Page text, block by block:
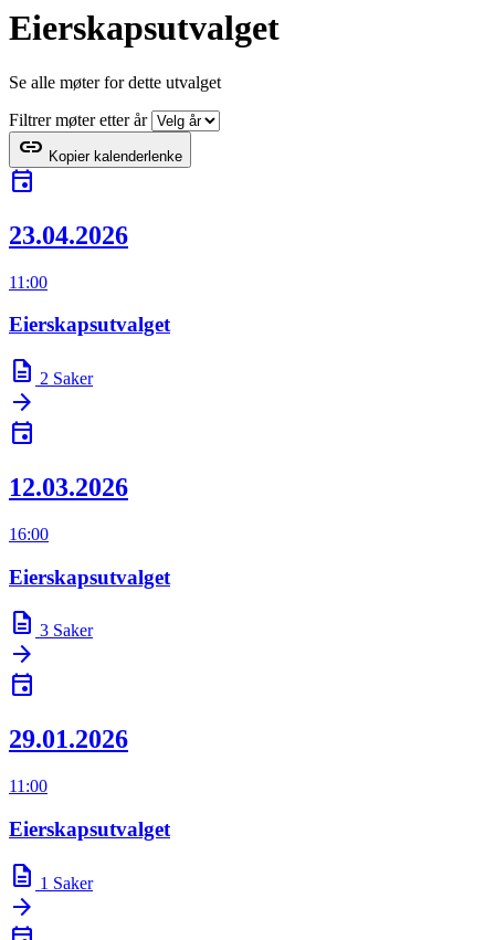
Eierskapsutvalget
Se alle møter for dette utvalget
Filtrer møter etter år
link Kopier kalenderlenke
event
23.04.2026
11:00
Eierskapsutvalget
description 2 Saker
arrow_forward
event
12.03.2026
16:00
Eierskapsutvalget
description 3 Saker
arrow_forward
event
29.01.2026
11:00
Eierskapsutvalget
description 1 Saker
arrow_forward